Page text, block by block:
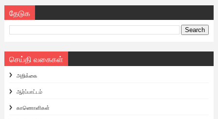
தேடுக
செய்தி வகைகள்
அறிக்கை
ஆர்ப்பாட்டம்
காணொளிகள்